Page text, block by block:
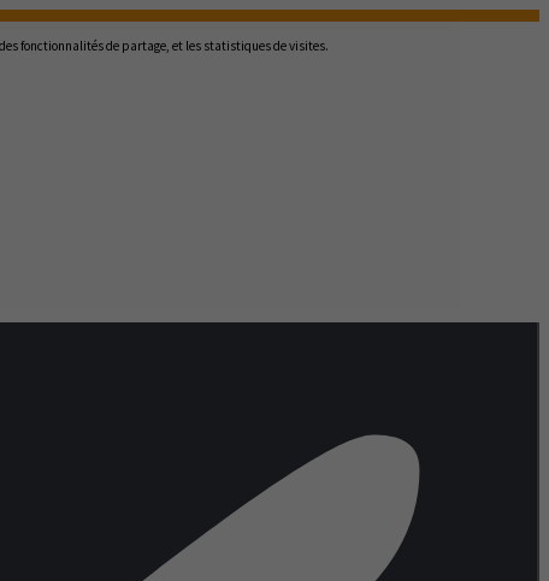
fonctionnalités de partage, et les statistiques de visites.